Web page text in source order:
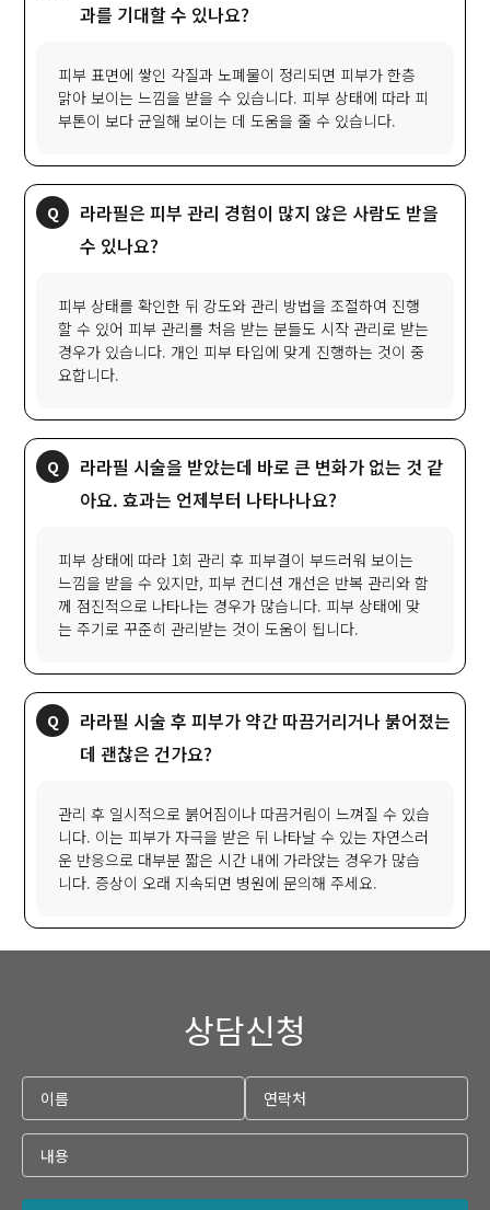
과를 기대할 수 있나요?
피부 표면에 쌓인 각질과 노폐물이 정리되면 피부가 한층
맑아 보이는 느낌을 받을 수 있습니다. 피부 상태에 따라 피
부톤이 보다 균일해 보이는 데 도움을 줄 수 있습니다.
라라필은 피부 관리 경험이 많지 않은 사람도 받을
수 있나요?
피부 상태를 확인한 뒤 강도와 관리 방법을 조절하여 진행
할 수 있어 피부 관리를 처음 받는 분들도 시작 관리로 받는
경우가 있습니다. 개인 피부 타입에 맞게 진행하는 것이 중
요합니다.
라라필 시술을 받았는데 바로 큰 변화가 없는 것 같
아요. 효과는 언제부터 나타나나요?
피부 상태에 따라 1회 관리 후 피부결이 부드러워 보이는
느낌을 받을 수 있지만, 피부 컨디션 개선은 반복 관리와 함
께 점진적으로 나타나는 경우가 많습니다. 피부 상태에 맞
는 주기로 꾸준히 관리받는 것이 도움이 됩니다.
라라필 시술 후 피부가 약간 따끔거리거나 붉어졌는
데 괜찮은 건가요?
관리 후 일시적으로 붉어짐이나 따끔거림이 느껴질 수 있습
니다. 이는 피부가 자극을 받은 뒤 나타날 수 있는 자연스러
운 반응으로 대부분 짧은 시간 내에 가라앉는 경우가 많습
니다. 증상이 오래 지속되면 병원에 문의해 주세요.
상담신청